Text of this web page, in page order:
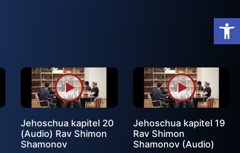
Jehoschua kapitel 20
(Audio) Rav Shimon
Shamonov
Jehoschua kapitel 19
Rav Shimon
Shamonov (Audio)